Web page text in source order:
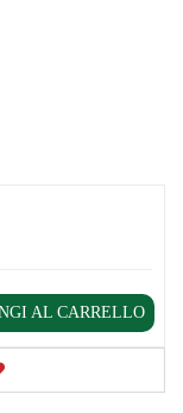
AL CARRELLO